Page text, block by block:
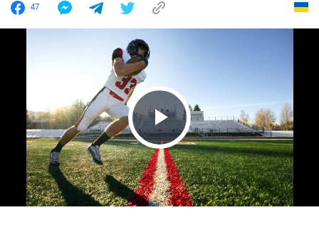
47
Play Video